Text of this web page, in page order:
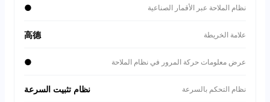
نظام الملاحة عبر الأقمار الصناعية ●
علامة الخريطة 高德
عرض معلومات حركة المرور في نظام الملاحة ●
نظام التحكم بالسرعة نظام تثبيت السرعة